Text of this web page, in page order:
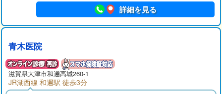
詳細を見る
青木医院
滋賀県大津市和邇高城260-1
JR湖西線 和邇駅 徒歩3分